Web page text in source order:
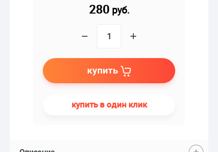
280руб.
− +
купить
купить в один клик